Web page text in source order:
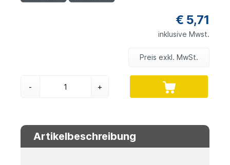
€ 5,71
inklusive Mwst.
Preis exkl. MwSt.
- +
Artikelbeschreibung